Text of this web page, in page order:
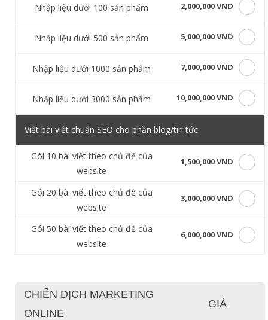
Nhập liệu dưới 100 sản phẩm 2,000,000 VND
Nhập liệu dưới 500 sản phẩm 5,000,000 VND
Nhập liệu dưới 1000 sản phẩm 7,000,000 VND
Nhập liệu dưới 3000 sản phẩm 10,000,000 VND
Viết bài viết chuẩn SEO cho phần blog/tin tức
Gói 10 bài viết theo chủ đề của
website
1,500,000 VND
Gói 20 bài viết theo chủ đề của
website
3,000,000 VND
Gói 50 bài viết theo chủ đề của
website
6,000,000 VND
CHIẾN DỊCH MARKETING
ONLINE
GIÁ